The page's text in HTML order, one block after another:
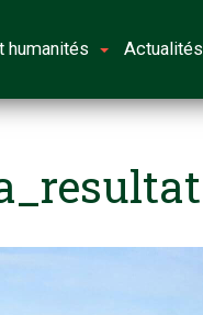
humanités Actualités